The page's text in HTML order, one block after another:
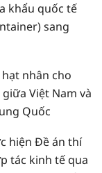
khẩu quốc tế
sang
nhân cho
Việt Nam và
Quốc
hiện Đề án thí
tác kinh tế qua